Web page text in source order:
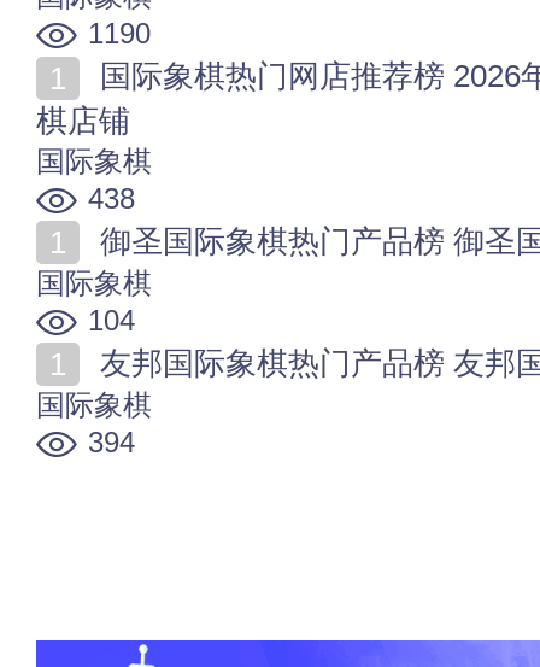
1190
棋店铺
国际象棋
438
御圣国际象棋热门产品榜 御圣
国际象棋
104
友邦国际象棋热门产品榜 友邦
国际象棋
394